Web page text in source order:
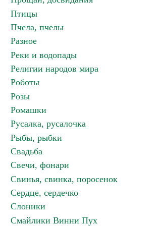
Птицы
Пчела, пчелы
Разное
Реки и водопады
Религии народов мира
Роботы
Розы
Ромашки
Русалка, русалочка
Рыбы, рыбки
Свадьба
Свечи, фонари
Свинья, свинка, поросенок
Сердце, сердечко
Слоники
Смайлики Винни Пух